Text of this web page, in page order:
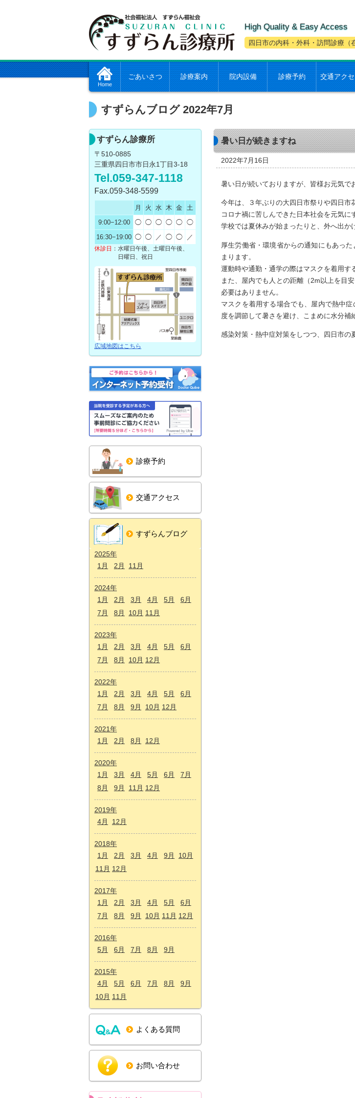
High Quality & Easy Access
四日市の内科・外科・訪問診療（
Home
ごあいさつ 診療案内 院内設備 診療予約 交通アク
すずらんブログ 2022年7月
暑い日が続きますね
2022年7月16日
暑い日が続いておりますが、皆様お元気で
今年は、３年ぶりの大四日市祭りや四日市
コロナ禍に苦しんできた日本社会を元気に
学校では夏休みが始まったりと、外へ出か
厚生労働省・環境省からの通知にもあっ
まります。
運動時や通勤・通学の際はマスクを着用す
また、屋内でも人との距離（2m以上を目
必要はありません。
マスクを着用する場合でも、屋内で熱中
度を調節して暑さを避け、こまめに水分補
感染対策・熱中症対策をしつつ、四日市の
すずらん診療所
〒510-0885
三重県四日市市日永1丁目3-18
Tel.059-347-1118
Fax.059-348-5599
月 火 水 木 金
土
9:00−12:00 ◯ ◯ ◯ ◯ ◯ ◯
16:30−19:00 ◯ ◯ ／ ◯ ◯ ／
休診日 ： 水曜日午後、土曜日午後、
日曜日、祝日
広域地図はこちら
診療予約
交通アクセス
すずらんブログ
2025年
1月
2月 11月
2024年
1月
2月 3月 4月 5月
6月
7月
8月 10月 11月
2023年
1月
2月 3月 4月 5月
6月
7月
8月 10月 12月
2022年
1月
2月 3月 4月 5月
6月
7月
8月 9月 10月 12月
2021年
1月
2月 8月 12月
2020年
1月
3月 4月 5月 6月
7月
8月
9月 11月 12月
2019年
4月
12月
2018年
1月
2月 3月 4月 9月
10月
11月 12月
2017年
1月
2月 3月 4月 5月
6月
7月
8月 9月 10月 11月 12月
2016年
5月
6月 7月 8月 9月
2015年
4月
5月 6月 7月 8月
9月
10月 11月
よくある質問
お問い合わせ